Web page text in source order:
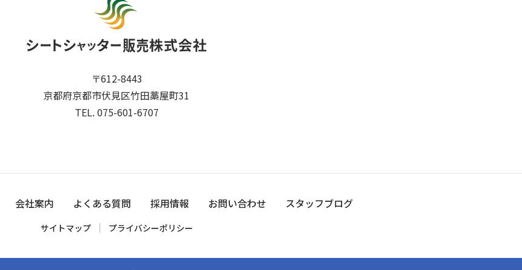
〒612-8443
京都府京都市伏見区竹田藁屋町31
TEL. 075-601-6707
会社案内 よくある質問 採用情報 お問い合わせ スタッフブログ
サイトマップ プライバシーポリシー